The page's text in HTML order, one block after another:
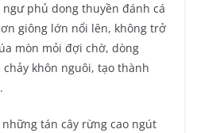
phủ dong thuyền đánh cá
giông lớn nổi lên, không trở
mòn mỏi đợi chờ, dòng
khôn nguôi, tạo thành
tán cây rừng cao ngút